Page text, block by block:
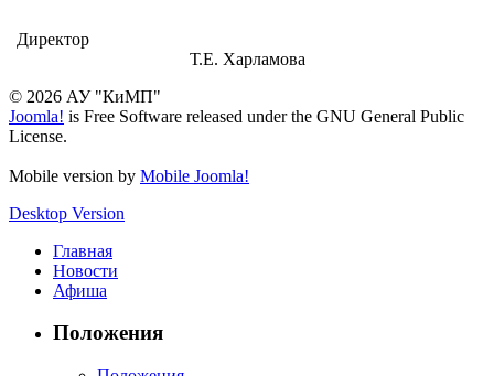
Директор
Т.Е. Харламова
© 2026 АУ "КиМП"
Joomla! is Free Software released under the GNU General Public
License.
Mobile version by Mobile Joomla!
Desktop Version
Главная
Новости
Афиша
Положения